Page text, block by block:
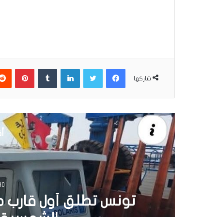
شاركها
فيسبوكتويتر لينكدإن
30
تونس تطلق أول قارب